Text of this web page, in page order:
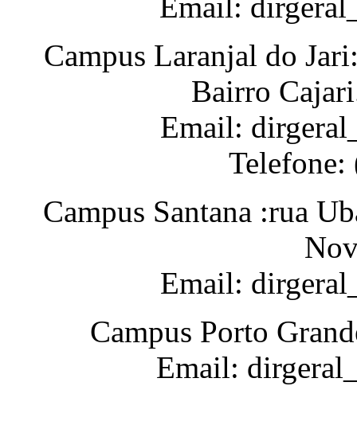
Email:
Campus Laranjal do
Bairro
Email:
Campus Santana :rua
Email:
Campus Porto
Email: